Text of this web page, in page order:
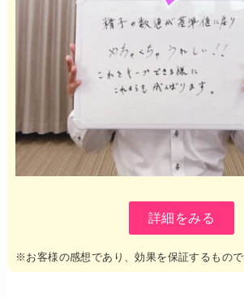
詳細をみる
※お客様の感想であり、効果を保証するもので